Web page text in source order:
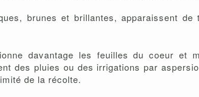
brunes et brillantes, apparaissent
davantage les feuilles du coeur et
des pluies ou des irrigations par
de la récolte.